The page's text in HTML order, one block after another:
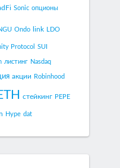
Sonic опционы
Ondo link LDO
Protocol SUI
листинг Nasdaq
акции Robinhood
стейкинг PEPE
Hype dat